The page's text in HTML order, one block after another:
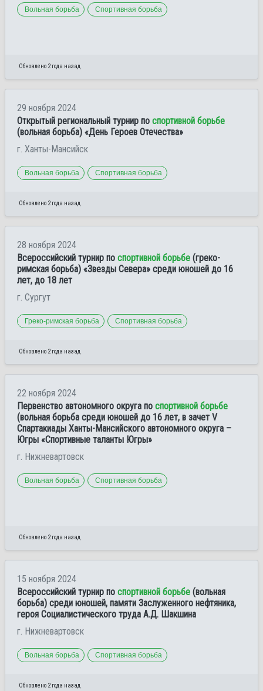
Вольная борьба Спортивная борьба
Обновлено 2 года назад
29 ноября 2024
Открытый региональный турнир по спортивной борьбе
(вольная борьба) «День Героев Отечества»
г. Ханты-Мансийск
Вольная борьба Спортивная борьба
Обновлено 2 года назад
28 ноября 2024
Всероссийский турнир по спортивной борьбе (греко-
римская борьба) «Звезды Севера» среди юношей до 16
лет, до 18 лет
г. Сургут
Греко-римская борьба Спортивная борьба
Обновлено 2 года назад
22 ноября 2024
Первенство автономного округа по спортивной борьбе
(вольная борьба среди юношей до 16 лет, в зачет V
Спартакиады Ханты-Мансийского автономного округа –
Югры «Спортивные таланты Югры»
г. Нижневартовск
Вольная борьба Спортивная борьба
Обновлено 2 года назад
15 ноября 2024
Всероссийский турнир по спортивной борьбе (вольная
борьба) среди юношей, памяти Заслуженного нефтяника,
героя Социалистического труда А.Д. Шакшина
г. Нижневартовск
Вольная борьба Спортивная борьба
Обновлено 2 года назад